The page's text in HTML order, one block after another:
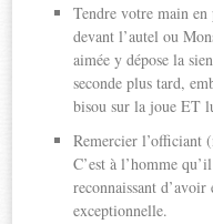
Tendre votre main
devant l’autel ou
aimée y dépose la
seconde plus tard,
bisou sur la joue ET
Remercier l’officiant
C’est à l’homme
reconnaissant
exceptionnelle.